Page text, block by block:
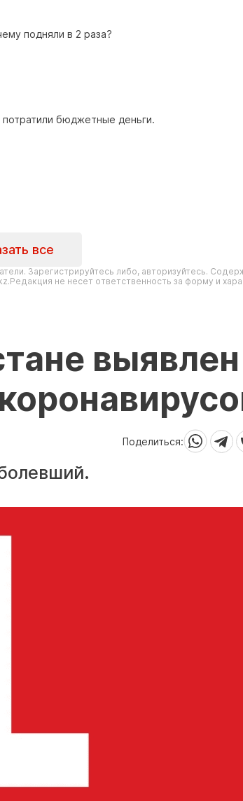
подняли в 2 раза?
бюджетные деньги.
все
Зарегистрируйтесь либо, авторизуйтесь.
не несет ответственность за форму и
выявлен
Поделиться: